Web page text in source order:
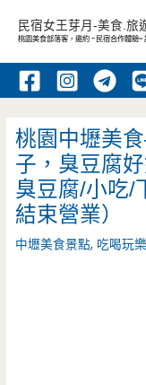
內
民宿女王芽月-美食.旅
桃園美食部落客，邀約 -民宿合作體驗~
桃園中壢美
子，臭豆腐
臭豆腐/小吃/
結束營業）
中壢美食景點, 吃喝玩